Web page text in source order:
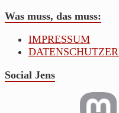
Was muss, das muss:
IMPRESSUM
Social Jens